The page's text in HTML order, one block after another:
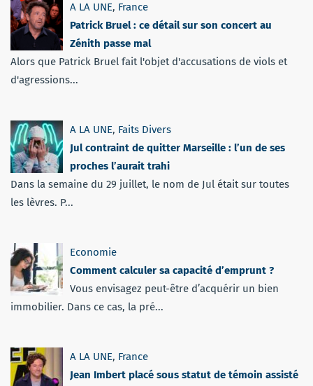
A LA UNE, France
Patrick Bruel : ce détail sur son concert au
Zénith passe mal
Alors que Patrick Bruel fait l'objet d'accusations de viols et
d'agressions...
A LA UNE, Faits Divers
Jul contraint de quitter Marseille : l’un de ses
proches l’aurait trahi
Dans la semaine du 29 juillet, le nom de Jul était sur toutes
les lèvres. P...
Economie
Comment calculer sa capacité d’emprunt ?
Vous envisagez peut-être d’acquérir un bien
immobilier. Dans ce cas, la pré...
A LA UNE, France
Jean Imbert placé sous statut de témoin assisté